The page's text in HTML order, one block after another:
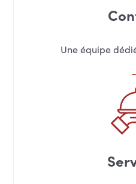
Une équipe